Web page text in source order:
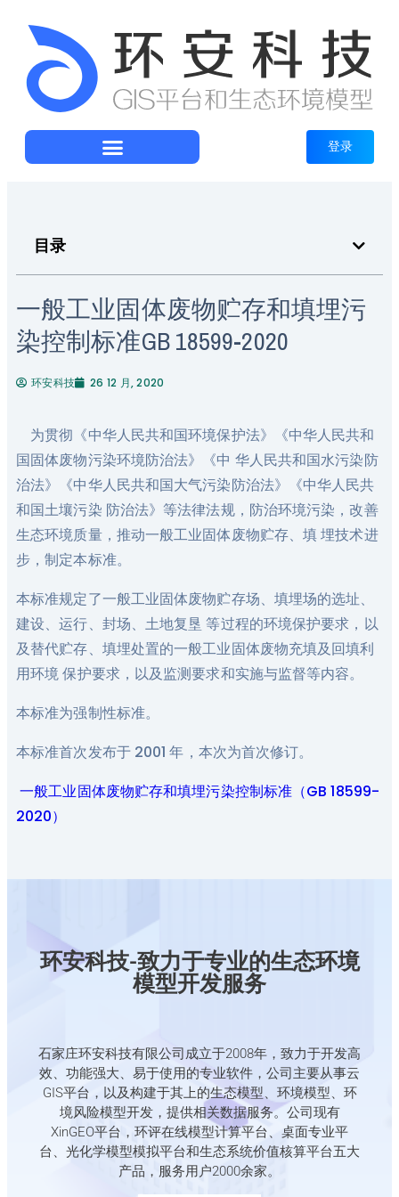
登录
目录
一般工业固体废物贮存和填埋污
染控制标准GB 18599-2020
环安科技 26 12 月, 2020
为贯彻《中华人民共和国环境保护法》《中华人民共和
国固体废物污染环境防治法》《中 华人民共和国水污染防
治法》《中华人民共和国大气污染防治法》《中华人民共
和国土壤污染 防治法》等法律法规，防治环境污染，改善
生态环境质量，推动一般工业固体废物贮存、填 埋技术进
步，制定本标准。
本标准规定了一般工业固体废物贮存场、填埋场的选址、
建设、运行、封场、土地复垦 等过程的环境保护要求，以
及替代贮存、填埋处置的一般工业固体废物充填及回填利
用环境 保护要求，以及监测要求和实施与监督等内容。
本标准为强制性标准。
本标准首次发布于 2001 年，本次为首次修订。
一般工业固体废物贮存和填埋污染控制标准（GB 18599-
2020）
环安科技-致力于专业的生态环境
模型开发服务
石家庄环安科技有限公司成立于2008年，致力于开发高
效、功能强大、易于使用的专业软件，公司主要从事云
GIS平台，以及构建于其上的生态模型、环境模型、环
境风险模型开发，提供相关数据服务。公司现有
XinGEO平台，环评在线模型计算平台、桌面专业平
台、光化学模型模拟平台和生态系统价值核算平台五大
产品，服务用户2000余家。